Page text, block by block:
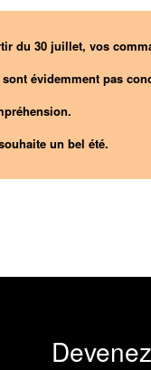
du 30 juillet, vos
évidemment pas
un bel été.